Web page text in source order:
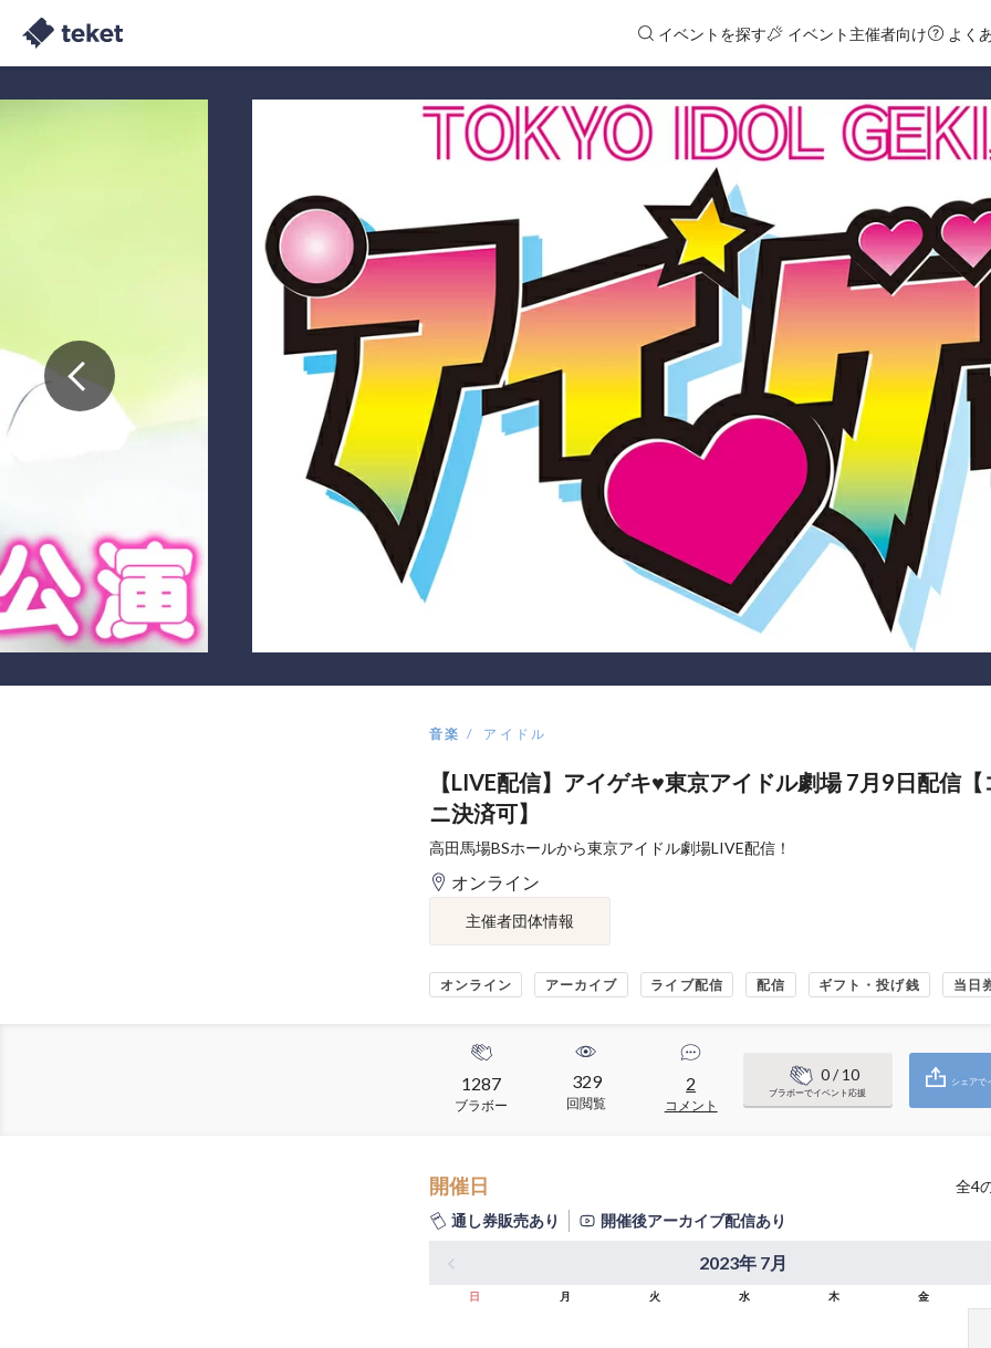
イベントを探す イベント主催者向け よく
音楽 アイドル
【LIVE配信】アイゲキ♥東京アイドル劇場 7月9日配信【
ニ決済可】
高田馬場BSホールから東京アイドル劇場LIVE配信！
オンライン
主催者団体情報
オンライン アーカイブ ライブ配信 配信 ギフト・投げ銭 当日
1287
ブラボー
329
回閲覧
2
コメント
0/ 10
ブラボーでイベント応援
シェアで
開催日 全4
通し券販売あり
開催後アーカイブ配信あり
2023年 7月
日 月 火 水 木 金